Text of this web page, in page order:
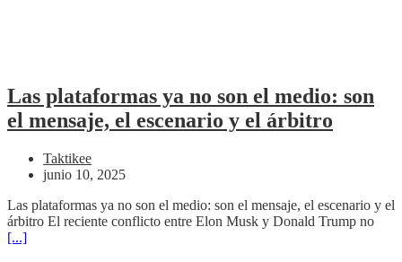
Las plataformas ya no son el medio: son
el mensaje, el escenario y el árbitro
Taktikee
junio 10, 2025
Las plataformas ya no son el medio: son el mensaje, el escenario y el
árbitro El reciente conflicto entre Elon Musk y Donald Trump no
[...]